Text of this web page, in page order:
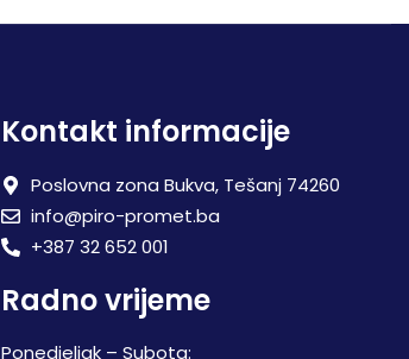
Kontakt informacije
Poslovna zona Bukva, Tešanj 74260
info@piro-promet.ba
+387 32 652 001
Radno vrijeme
Ponedjeljak – Subota: